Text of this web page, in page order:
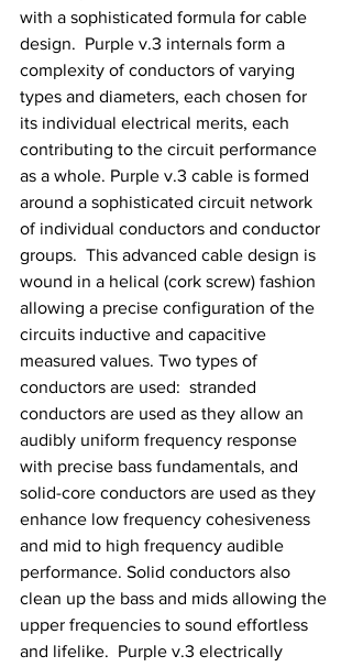
with a sophisticated formula for cable
design.  Purple v.3 internals form a
complexity of conductors of varying
types and diameters, each chosen for
its individual electrical merits, each
contributing to the circuit performance
as a whole. Purple v.3 cable is formed
around a sophisticated circuit network
of individual conductors and conductor
groups.  This advanced cable design is
wound in a helical (cork screw) fashion
allowing a precise configuration of the
circuits inductive and capacitive
measured values. Two types of
conductors are used:  stranded
conductors are used as they allow an
audibly uniform frequency response
with precise bass fundamentals, and
solid-core conductors are used as they
enhance low frequency cohesiveness
and mid to high frequency audible
performance. Solid conductors also
clean up the bass and mids allowing the
upper frequencies to sound effortless
and lifelike.  Purple v.3 electrically